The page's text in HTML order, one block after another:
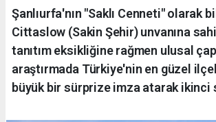
Şanlıurfa'nın "Saklı Cenneti" olarak
Cittaslow (Sakin Şehir) unvanına
tanıtım eksikliğine rağmen ulusal
araştırmada Türkiye'nin en güzel
büyük bir sürprize imza atarak ikinci